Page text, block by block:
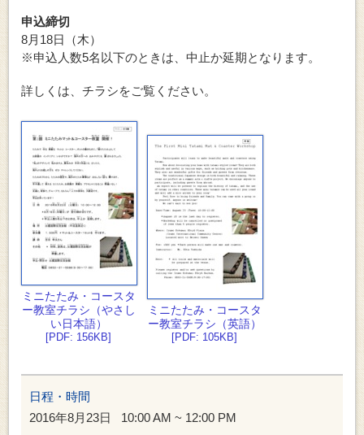
申込締切
8月18日（木）
※申込人数5名以下のときは、中止か延期となります。
詳しくは、チラシをご覧ください。
ミニたたみ・コースタ
ー教室チラシ（やさし
い日本語）
[PDF: 156KB]
ミニたたみ・コースタ
ー教室チラシ（英語）
[PDF: 105KB]
日程・時間
2016年8月23日
10:00 AM ~ 12:00 PM